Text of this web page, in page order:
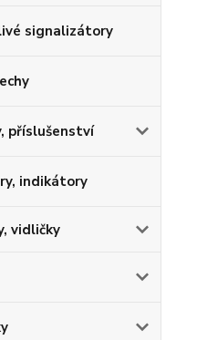
signalizátory
příslušenství
indikátory
vidličky